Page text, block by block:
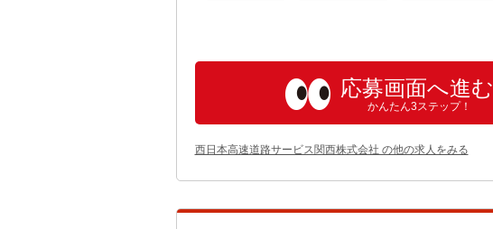
応募画面へ進む
かんたん3ステップ！
西日本高速道路サービス関西株式会社 の他の求人をみる